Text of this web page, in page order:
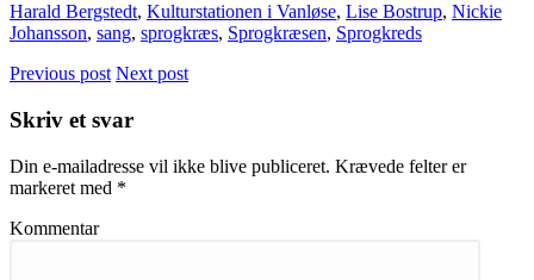
Harald Bergstedt, Kulturstationen i Vanløse, Lise Bostrup, Nickie
Johansson, sang, sprogkræs, Sprogkræsen, Sprogkreds
Previous post Next post
Skriv et svar
Din e-mailadresse vil ikke blive publiceret. Krævede felter er
markeret med *
Kommentar